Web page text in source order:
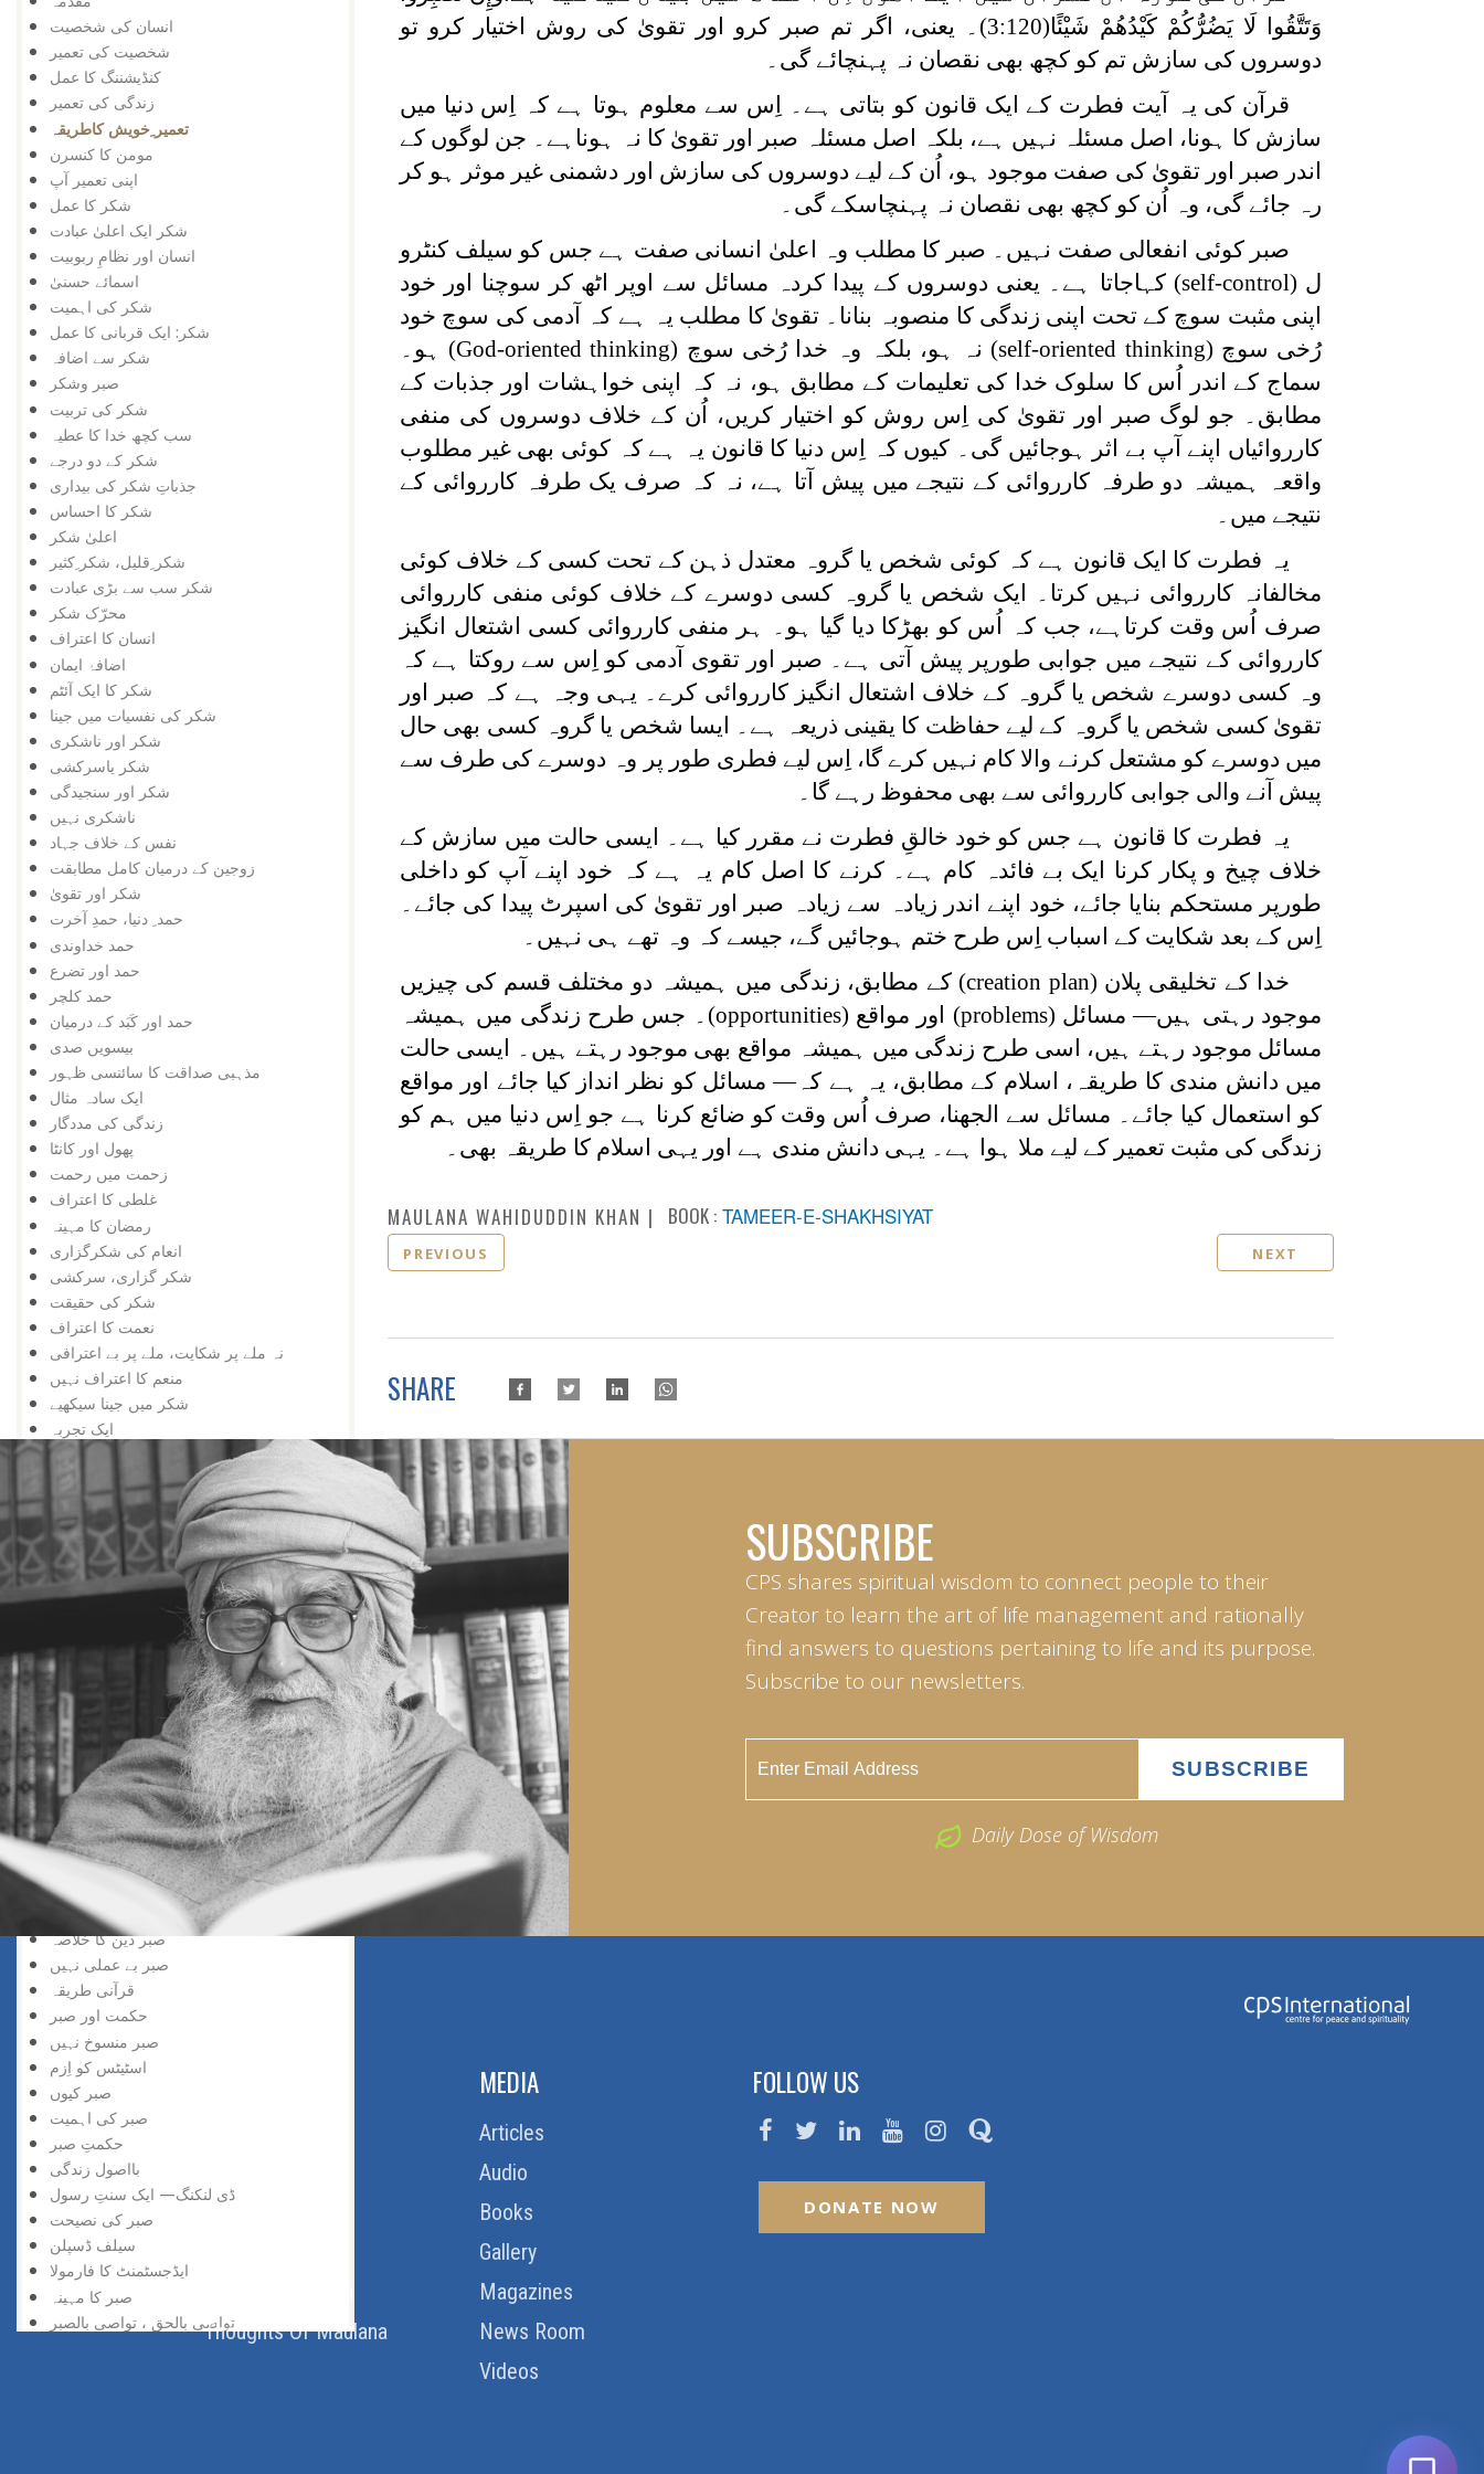
انسان کی شخصیت
شخصیت کی تعمیر
کنڈیشننگ کا عمل
زندگی کی تعمیر
تعمیر ِخویش کاطریقہ
مومن کا کنسرن
اپنی تعمیر آپ
شکر کا عمل
شکر ایک اعلیٰ عبادت
انسان اور نظامِ ربوبیت
اسمائے حسنیٰ
شکر کی اہمیت
شکر: ایک قربانی کا عمل
شکر سے اضافہ
صبر وشکر
شکر کی تربیت
سب کچھ خدا کا عطیہ
شکر کے دو درجے
جذباتِ شکر کی بیداری
شکر کا احساس
اعلیٰ شکر
شکر ِقلیل، شکر ِکثیر
شکر سب سے بڑی عبادت
محرّک شکر
انسان کا اعتراف
اضافۂ ایمان
شکر کا ایک آئٹم
شکر کی نفسیات میں جینا
شکر اور ناشکری
شکر یاسرکشی
شکر اور سنجیدگی
ناشکری نہیں
نفس کے خلاف جہاد
زوجین کے درمیان کامل مطابقت
شکر اور تقویٰ
حمد ِ دنیا، حمدِ آخرت
حمد خداوندی
حمد اور تضرع
حمد کلچر
حمد اور کَبَد کے درمیان
بیسویں صدی
مذہبی صداقت کا سائنسی ظہور
ایک سادہ مثال
زندگی کی مددگار
پھول اور کانٹا
زحمت میں رحمت
غلطی کا اعتراف
رمضان کا مہینہ
انعام کی شکرگزاری
شکر گزاری، سرکشی
شکر کی حقیقت
نعمت کا اعتراف
نہ ملے پر شکایت، ملے پر بے اعترافی
منعم کا اعتراف نہیں
شکر میں جینا سیکھیے
ایک تجربہ
دور شکر
محرومی ایک نعمت
منفی تجربہ سے مثبت تجربہ
مالداری، غریبی
بے خبرانسان
فخر اور شکر
ڈس ایڈوانٹج میں ایڈوانٹج
کامیابی کا فارمولا
واقعاتِ شکر
ایک خط
صبر کیا ہے
صبر کا فلسفہ
سنتِ صبر
صبر کی تعلیم
صبر
صبر خدا کے لیے
صبر دین کا خلاصہ
صبر بے عملی نہیں
قرآنی طریقہ
حکمت اور صبر
صبر منسوخ نہیں
اسٹیٹس کو اِزم
صبر کیوں
صبر کی اہمیت
حکمتِ صبر
بااصول زندگی
ڈی لنکنگ— ایک سنتِ رسول
صبر کی نصیحت
سیلف ڈسپلن
ایڈجسٹمنٹ کا فارمولا
صبر کا مہینہ
تواصی بالحق ، تواصی بالصبر
وَتَتَّقُوا لَا يَضُرُّكُمْ كَيْدُهُمْ شَيْئًا
(3:120)۔ یعنی، اگر تم صبر کرو اور تقویٰ کی روش اختیار کرو تو
دوسروں کی سازش تم کو کچھ بھی نقصان نہ پہنچائے گی۔
قرآن کی یہ آیت فطرت کے ایک قانون کو بتاتی ہے۔ اِس سے معلوم ہوتا ہے کہ اِس دنیا میں
سازش کا ہونا، اصل مسئلہ نہیں ہے، بلکہ اصل مسئلہ صبر اور تقویٰ کا نہ ہوناہے۔ جن لوگوں کے
اندر صبر اور تقویٰ کی صفت موجود ہو، اُن کے لیے دوسروں کی سازش اور دشمنی غیر موثر ہو کر
رہ جائے گی، وہ اُن کو کچھ بھی نقصان نہ پہنچاسکے گی۔
صبر کوئی انفعالی صفت نہیں۔ صبر کا مطلب وہ اعلیٰ انسانی صفت ہے جس کو سیلف کنٹرو
ل (self-control)کہاجاتا ہے۔ یعنی دوسروں کے پیدا کردہ مسائل سے اوپر اٹھ کر سوچنا اور خود
اپنی مثبت سوچ کے تحت اپنی زندگی کا منصوبہ بنانا۔ تقویٰ کا مطلب یہ ہے کہ آدمی کی سوچ خود
رُخی سوچ (self-oriented thinking) نہ ہو، بلکہ وہ خدا رُخی سوچ (God-oriented thinking)
ہو۔
سماج کے اندر اُس کا سلوک خدا کی تعلیمات کے مطابق ہو، نہ کہ اپنی خواہشات اور جذبات کے
مطابق۔ جو لوگ صبر اور تقویٰ کی اِس روش کو اختیار کریں، اُن کے خلاف دوسروں کی منفی
کارروائیاں اپنے آپ بے اثر ہوجائیں گی۔ کیوں کہ اِس دنیا کا قانون یہ ہے کہ کوئی بھی غیر مطلوب
واقعہ ہمیشہ دو طرفہ کارروائی کے نتیجے میں پیش آتا ہے، نہ کہ صرف یک طرفہ کارروائی کے
نتیجے میں۔
یہ فطرت کا ایک قانون ہے کہ کوئی شخص یا گروہ معتدل ذہن کے تحت کسی کے خلاف کوئی
مخالفانہ کارروائی نہیں کرتا۔ ایک شخص یا گروہ کسی دوسرے کے خلاف کوئی منفی کارروائی
صرف اُس وقت کرتاہے، جب کہ اُس کو بھڑکا دیا گیا ہو۔ ہر منفی کارروائی کسی اشتعال انگیز
کارروائی کے نتیجے میں جوابی طورپر پیش آتی ہے۔ صبر اور تقوی آدمی کو اِس سے روکتا ہے کہ
وہ کسی دوسرے شخص یا گروہ کے خلاف اشتعال انگیز کارروائی کرے۔ یہی وجہ ہے کہ صبر اور
تقویٰ کسی شخص یا گروہ کے لیے حفاظت کا یقینی ذریعہ ہے۔ ایسا شخص یا گروہ کسی بھی حال
میں دوسرے کو مشتعل کرنے والا کام نہیں کرے گا، اِس لیے فطری طور پر وہ دوسرے کی طرف سے
پیش آنے والی جوابی کارروائی سے بھی محفوظ رہے گا۔
یہ فطرت کا قانون ہے جس کو خود خالقِ فطرت نے مقرر کیا ہے۔ ایسی حالت میں سازش کے
خلاف چیخ و پکار کرنا ایک بے فائدہ کام ہے۔ کرنے کا اصل کام یہ ہے کہ خود اپنے آپ کو داخلی
طورپر مستحکم بنایا جائے، خود اپنے اندر زیادہ سے زیادہ صبر اور تقویٰ کی اسپرٹ پیدا کی جائے۔
اِس کے بعد شکایت کے اسباب اِس طرح ختم ہوجائیں گے، جیسے کہ وہ تھے ہی نہیں۔
خدا کے تخلیقی پلان (creation plan)کے مطابق، زندگی میں ہمیشہ دو مختلف قسم کی چیزیں
موجود رہتی ہیں— مسائل (problems) اور مواقع (opportunities) ۔ جس طرح زندگی میں ہمیشہ
مسائل موجود رہتے ہیں، اسی طرح زندگی میں ہمیشہ مواقع بھی موجود رہتے ہیں۔ ایسی حالت
میں دانش مندی کا طریقہ، اسلام کے مطابق، یہ ہے کہ— مسائل کو نظر انداز کیا جائے اور مواقع
کو استعمال کیا جائے۔ مسائل سے الجھنا، صرف اُس وقت کو ضائع کرنا ہے جو اِس دنیا میں ہم کو
زندگی کی مثبت تعمیر کے لیے ملا ہوا ہے۔ یہی دانش مندی ہے اور یہی اسلام کا طریقہ بھی۔
MAULANA WAHIDUDDIN KHAN BOOK : TAMEER-E-SHAKHSIYAT
PREVIOUS NEXT
SHARE
SUBSCRIBE
CPS shares spiritual wisdom to connect people to their
Creator to learn the art of life management and rationally
find answers to questions pertaining to life and its purpose.
Subscribe to our newsletters.
Daily Dose of Wisdom
Thoughts Of Maulana
MEDIA
Articles
Audio
Books
Gallery
Magazines
News Room
Videos
FOLLOW US
DONATE NOW